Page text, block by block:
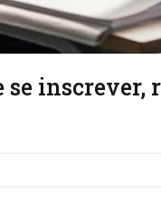
se inscrever,